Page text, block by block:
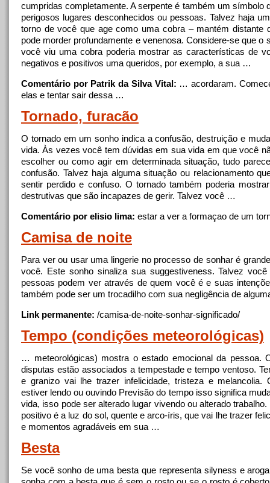
cumpridas completamente.Aserpente é também um símbolo
perigosos lugares desconhecidos ou pessoas. Talvez haja
torno de você que age como uma cobra – mantém distante
pode morder profundamente e venenosa. Considere-se que o
você viu uma cobra poderia mostrar as características de
negativos e positivos uma queridos, por exemplo, a sua …
Comentário por Patrik da Silva Vital: … acordaram.
elas e tentar sair dessa …
Tornado, furacão
O tornado em um sonho indica aconfusão, destruição e
vida. Às vezes você tem dúvidas em sua vida em que você
escolher ou como agir em determinada situação, tudo
confusão. Talvez haja alguma situação ou relacionamento
sentir perdido e confuso. O tornado também poderia
destrutivas que são incapazes de gerir. Talvez você …
Comentário por elisio lima: estar a ver a formaçao de um
Camisa de noite
Para ver ou usar uma lingerie no processo de sonhar é
você. Este sonho sinaliza sua suggestiveness. Talvez
pessoas podem ver através de quem você é e suas
também pode ser um trocadilho com sua negligência de
Link permanente: /camisa-de-noite-sonhar-significado/
Tempo (condições meteorológicas)
… meteorológicas) mostra o estado emocional da pessoa.
disputas estão associados atempestade e tempo ventoso.
e granizo vai lhe trazer infelicidade, tristeza e melancolia.
estiver lendo ou ouvindo Previsão do tempo isso significa
vida, isso pode ser alterado lugar vivendo ou alterado
positivo éa luz do sol, quente earco-íris, que vai lhe trazer
e momentos agradáveis ​​em sua …
Besta
Se você sonho de uma besta que representa silyness e